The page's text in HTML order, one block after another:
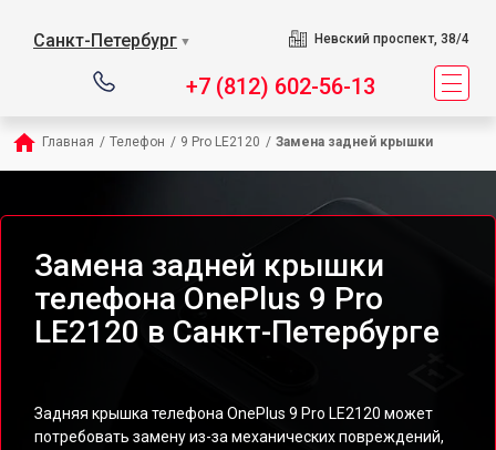
Санкт-Петербург ▼ Невский проспект, 38/4
+7 (812) 602-56-13
Главная / Телефон / 9 Pro LE2120 / Замена задней крышки
Замена задней крышки
телефона OnePlus 9 Pro
LE2120 в Санкт-Петербурге
Задняя крышка телефона OnePlus 9 Pro LE2120 может
потребовать замену из-за механических повреждений,